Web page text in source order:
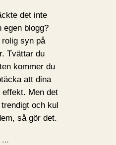
det inte
egen blogg?
rolig syn på
Tvättar du
kommer du
att dina
Men det
och kul
så gör det.
…